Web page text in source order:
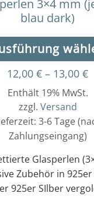
3×4 mm
blau dark)
12,00 € – 13,00 €
Enthält 19% MwSt.
zzgl. Versand
3-6 Tage
Zahlungseingang)
Glasperlen
Zubehör in
925er SIlber